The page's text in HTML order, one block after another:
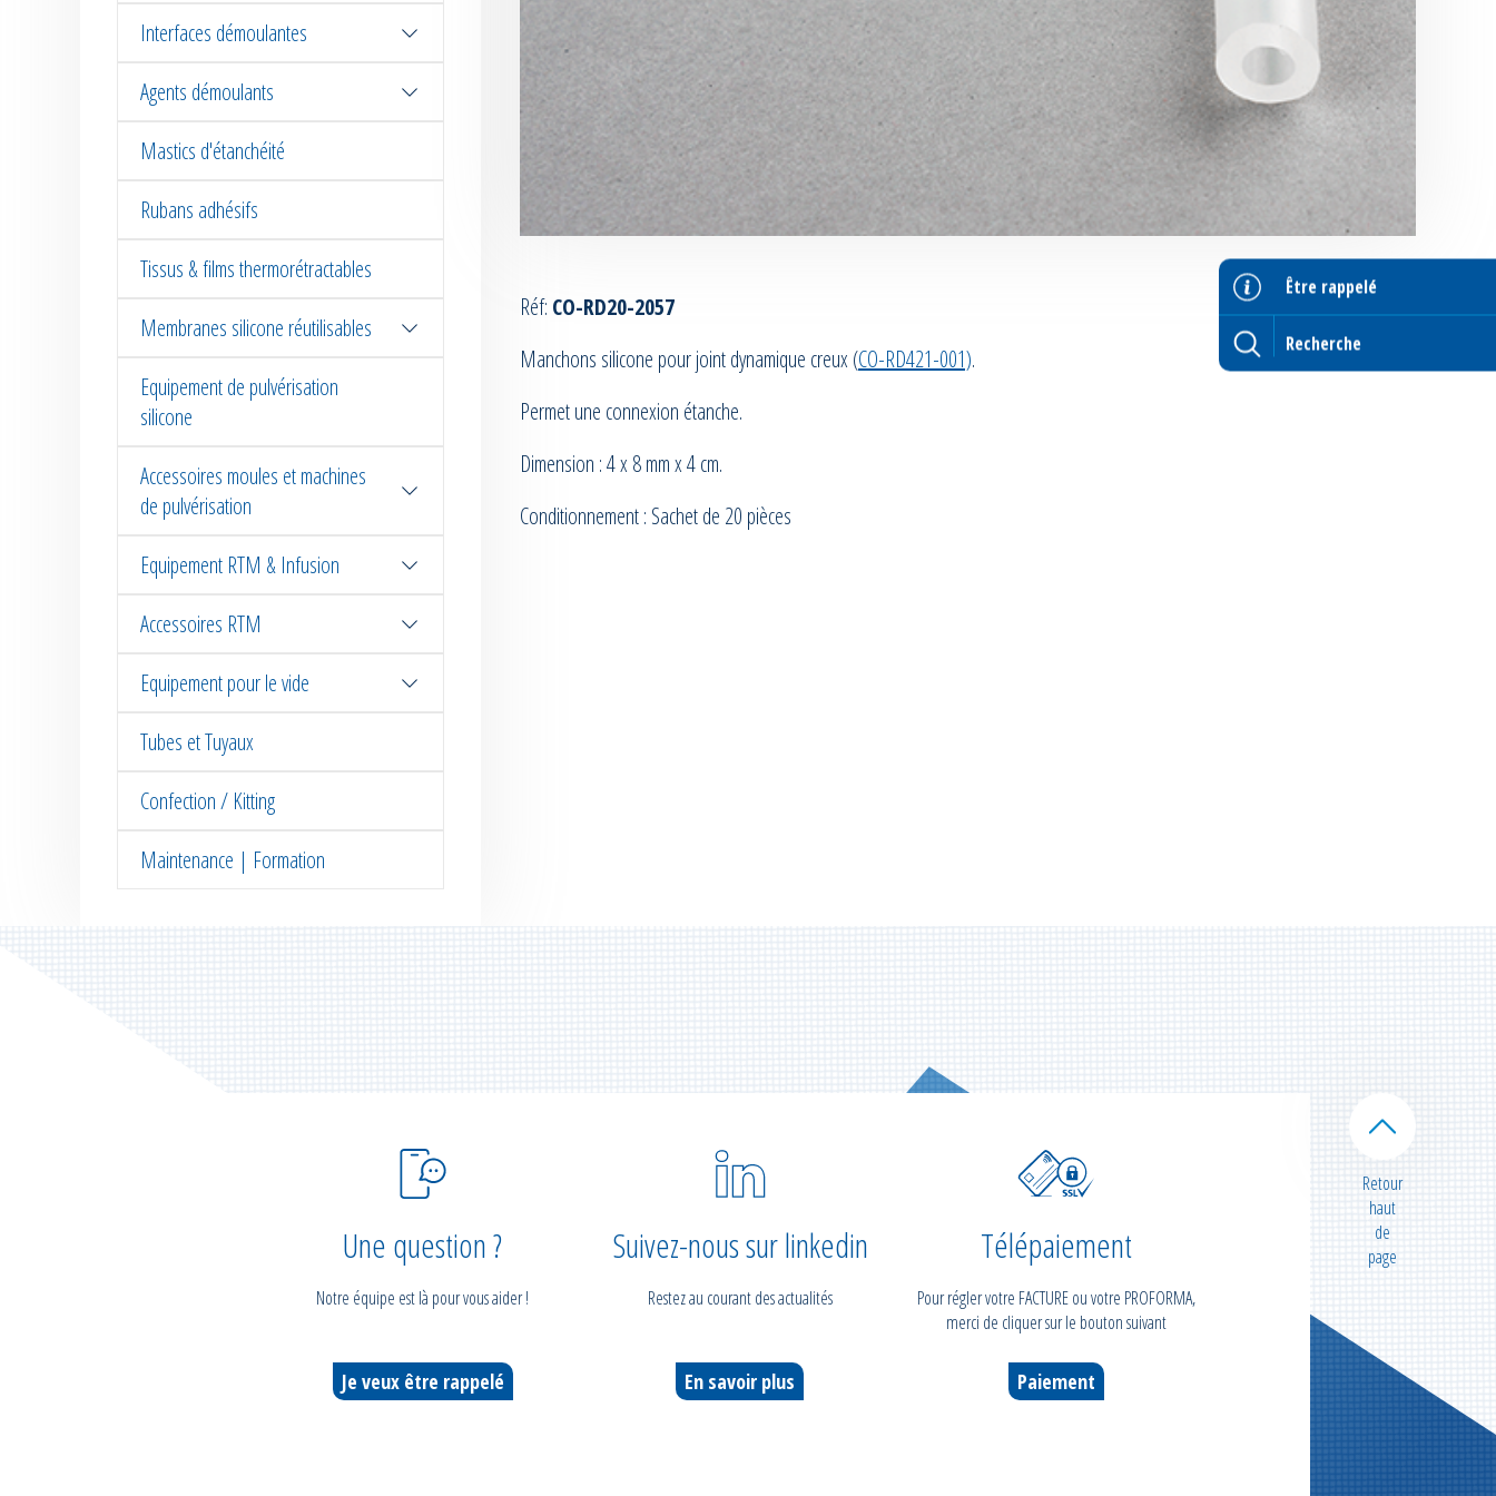
Être rappelé
Interfaces démoulantes
Agents démoulants
Mastics d'étanchéité
Rubans adhésifs
Tissus & films thermorétractables
Membranes silicone réutilisables
Equipement de pulvérisation
silicone
Accessoires moules et machines
de pulvérisation
Equipement RTM & Infusion
Accessoires RTM
Equipement pour le vide
Tubes et Tuyaux
Confection / Kitting
Maintenance | Formation
Réf: CO-RD20-2057
Manchons silicone pour joint dynamique creux (CO-RD421-001).
Permet une connexion étanche.
Dimension : 4 x 8 mm x 4 cm.
Conditionnement : Sachet de 20 pièces
Une question ?
Notre équipe est là pour vous aider !
Je veux être rappelé
Suivez-nous sur linkedin
Restez au courant des actualités
En savoir plus
Télépaiement
Pour régler votre FACTURE ou votre PROFORMA,
merci de cliquer sur le bouton suivant
Paiement
Retour
haut
de
page